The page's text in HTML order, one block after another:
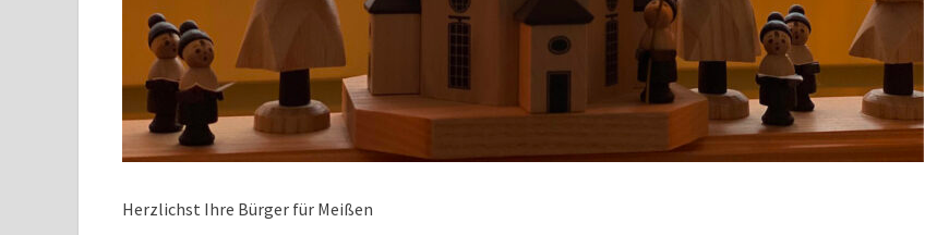
Herzlichst Ihre Bürger für Meißen